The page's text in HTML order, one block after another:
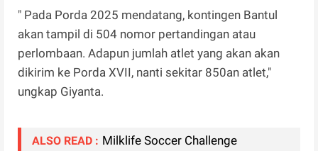
" Pada Porda 2025 mendatang, kontingen Bantul
akan tampil di 504 nomor pertandingan atau
perlombaan. Adapun jumlah atlet yang akan akan
dikirim ke Porda XVII, nanti sekitar 850an atlet,"
ungkap Giyanta.
ALSO READ : Milklife Soccer Challenge